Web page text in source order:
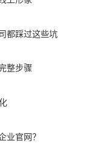
都踩过这些坑
整步骤
业官网？